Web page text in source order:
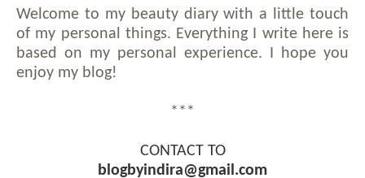
Welcome to my beauty diary with a little touch
of my personal things. Everything I write here is
based on my personal experience. I hope you
enjoy my blog!
***
CONTACT TO
blogbyindira@gmail.com